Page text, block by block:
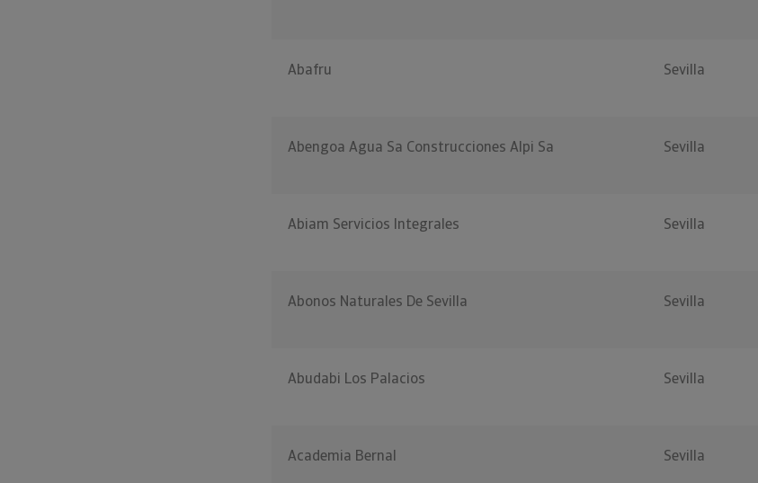
Abafru Sevilla
Abengoa Agua Sa Construcciones Alpi Sa Sevilla
Abiam Servicios Integrales Sevilla
Abonos Naturales De Sevilla Sevilla
Abudabi Los Palacios Sevilla
Academia Bernal Sevilla